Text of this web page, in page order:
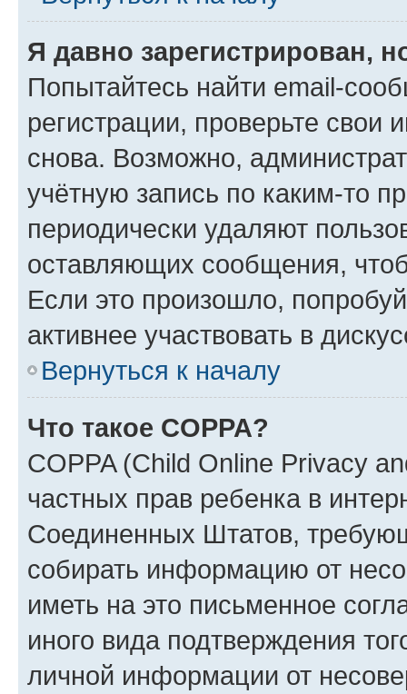
Я давно зарегистрирован,
Попытайтесь найти email-
регистрации, проверьте свои
снова. Возможно,
учётную запись по каким-то
периодически удаляют
оставляющих сообщения,
Если это произошло,
активнее участвовать в
Вернуться к началу
Что такое COPPA?
COPPA (Child Online Privacy
частных прав ребенка в
Соединенных Штатов,
собирать информацию от
иметь на это письменное
иного вида подтверждения
личной информации от